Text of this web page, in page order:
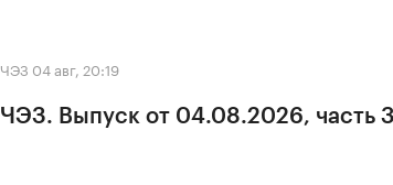
ЧЭЗ 04 авг, 20:19
ЧЭЗ. Выпуск от 04.08.2026, часть